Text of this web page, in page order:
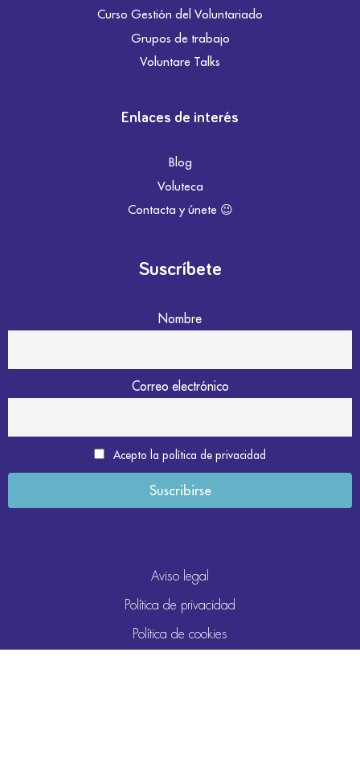
Curso Gestión del Voluntariado
Grupos de trabajo
Voluntare Talks
Enlaces de interés
Blog
Voluteca
Contacta y únete 😉
Suscríbete
Nombre
Correo electrónico
Acepto la política de privacidad
Aviso legal
Política de privacidad
Política de cookies